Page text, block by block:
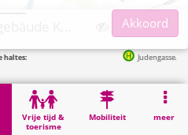
Vrije tijd &
toerisme
Mobiliteit meer
Judengasse/Markt in 82m
Verwaltungsgebäude Katschhof
Akkoord